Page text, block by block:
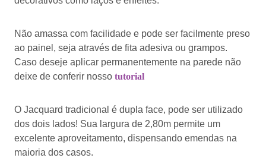
Não amassa com facilidade e pode ser facilmente preso
ao painel, seja através de fita adesiva ou grampos.
Caso deseje aplicar permanentemente na parede não
deixe de conferir nosso tutorial
O Jacquard tradicional é dupla face, pode ser utilizado
dos dois lados! Sua largura de 2,80m permite um
excelente aproveitamento, dispensando emendas na
maioria dos casos.